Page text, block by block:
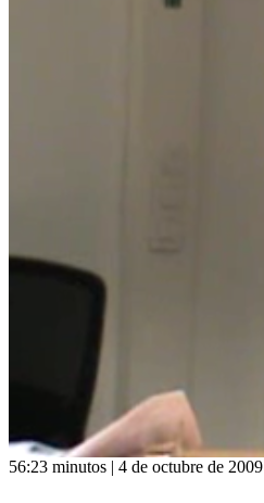
56:23 minutos | 4 de octubre de 2009